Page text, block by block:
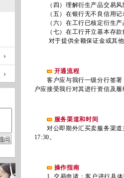
（四）理解衍生产品交易风
（五）在银行无不良信用记
（六）在工行已核定衍生产
（七）在工行开立基本存款
对于提供全额保证金或其他
开通流程
客户应与我行一级分行签署
户应接受我行对其进行资信及
服务渠道和时间
对公即期外汇买卖服务渠道
17:30。
操作指南
1. 交易申请：客户进行具体